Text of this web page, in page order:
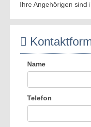
Ihre Angehörigen sind
Name
Telefon